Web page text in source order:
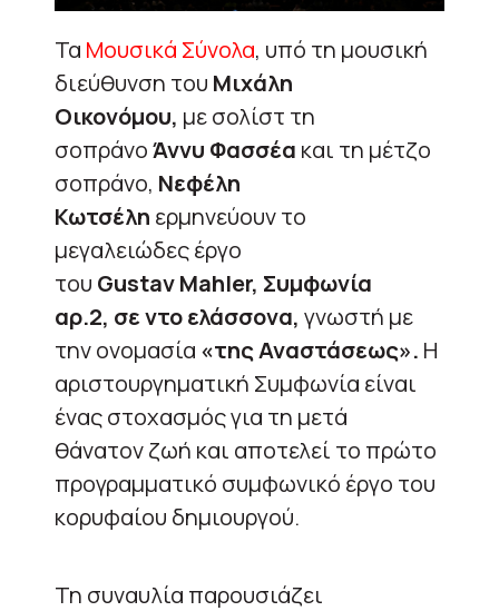
Τα Μουσικά Σύνολα, υπό τη μουσική
διεύθυνση του Μιχάλη
Οικονόμου, με σολίστ τη
σοπράνοΆννυ Φασσέα και τη μέτζο
σοπράνο, Νεφέλη
Κωτσέλη ερμηνεύουν το
μεγαλειώδες έργο
του GustavMahler, Συμφωνία
αρ.2, σε ντο ελάσσονα, γνωστή με
την ονομασία «της Αναστάσεως». Η
αριστουργηματική Συμφωνία είναι
ένας στοχασμός για τη μετά
θάνατον ζωή και αποτελεί το πρώτο
προγραμματικό συμφωνικό έργο του
κορυφαίου δημιουργού.
Τη συναυλία παρουσιάζει